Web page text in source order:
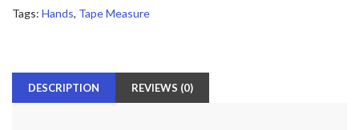
Tags: Hands, Tape Measure
DESCRIPTION REVIEWS (0)